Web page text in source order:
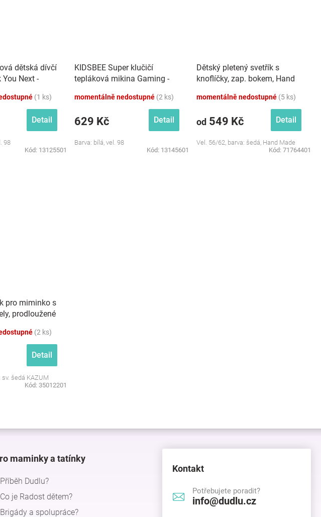
dětská dívčí
Next -
(1 ks)
Detail
98
Kód: 13125501
KIDSBEE Super klučičí
tepláková mikina Gaming -
momentálně nedostupné (2 ks)
629 Kč Detail
Barva: bílá, vel. 98
Kód: 13145601
Dětský pletený svetřík s
knoflíčky, zap. bokem, Hand
momentálně nedostupné (5 ks)
od 549 Kč Detail
Vel. 56/62, barva: šedá, Hand Made
Kód: 71764401
pro miminko s
prodloužené
(2 ks)
Detail
šedá KAZUM
Kód: 35012201
v
d
p
v
maminky a tatínky
Příběh Dudlu?
Co je Radost dětem?
Brigády a spolupráce?
Kontakt
Potřebujete poradit?
info@dudlu.cz